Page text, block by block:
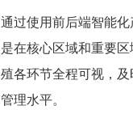
通过使用前后端智能
是在核心区域和重要
殖各环节全程可视，
管理水平。